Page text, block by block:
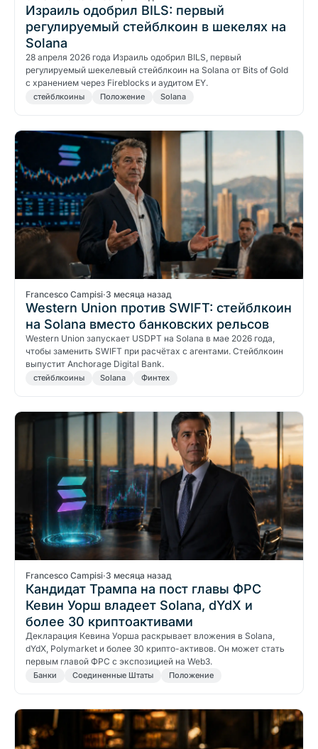
Израиль одобрил BILS: первый
регулируемый стейблкоин в шекелях на
Solana
28 апреля 2026 года Израиль одобрил BILS, первый
регулируемый шекелевый стейблкоин на Solana от Bits of Gold
с хранением через Fireblocks и аудитом EY.
стейблкоины Положение Solana
Francesco Campisi·3 месяца назад
Western Union против SWIFT: стейблкоин
на Solana вместо банковских рельсов
Western Union запускает USDPT на Solana в мае 2026 года,
чтобы заменить SWIFT при расчётах с агентами. Стейблкоин
выпустит Anchorage Digital Bank.
стейблкоины Solana Финтех
Francesco Campisi·3 месяца назад
Кандидат Трампа на пост главы ФРС
Кевин Уорш владеет Solana, dYdX и
более 30 криптоактивами
Декларация Кевина Уорша раскрывает вложения в Solana,
dYdX, Polymarket и более 30 крипто-активов. Он может стать
первым главой ФРС с экспозицией на Web3.
Банки Соединенные Штаты Положение